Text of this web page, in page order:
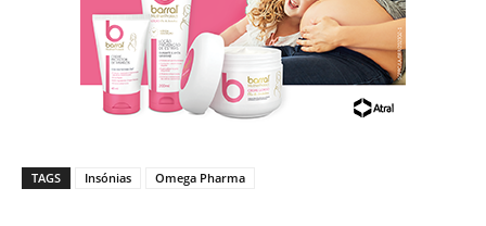
TAGS Insónias Omega Pharma